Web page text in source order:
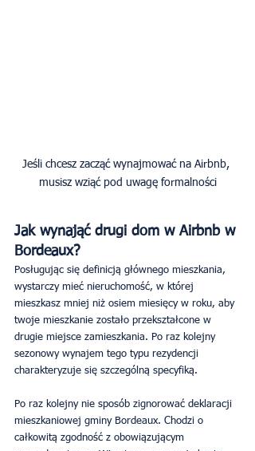
Jeśli chcesz zacząć wynajmować na Airbnb,
musisz wziąć pod uwagę formalności
Jak wynająć drugi dom w Airbnb w
Bordeaux?
Posługując się definicją głównego mieszkania,
wystarczy mieć nieruchomość, w której
mieszkasz mniej niż osiem miesięcy w roku, aby
twoje mieszkanie zostało przekształcone w
drugie miejsce zamieszkania. Po raz kolejny
sezonowy wynajem tego typu rezydencji
charakteryzuje się szczególną specyfiką.
Po raz kolejny nie sposób zignorować deklaracji
mieszkaniowej gminy Bordeaux. Chodzi o
całkowitą zgodność z obowiązującym